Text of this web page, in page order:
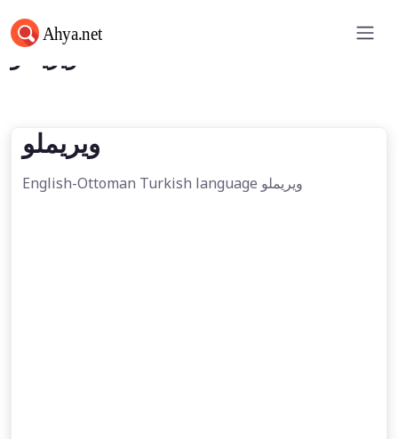
ویریملو
ویریملو
English-Ottoman Turkish language ویریملو